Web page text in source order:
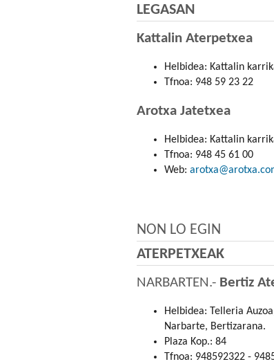
LEGASAN
Kattalin Aterpetxea
Helbidea: Kattalin
Tfnoa: 948 59 23 22
Arotxa Jatetxea
Helbidea: Kattalin
Tfnoa: 948 45 61 00
Web:
NON LO EGIN
ATERPETXEAK
NARBARTEN.- Bertiz
Helbidea: Telleria
Narbarte, Bertizarana.
Plaza Kop.: 84
Tfnoa: 948592322 -